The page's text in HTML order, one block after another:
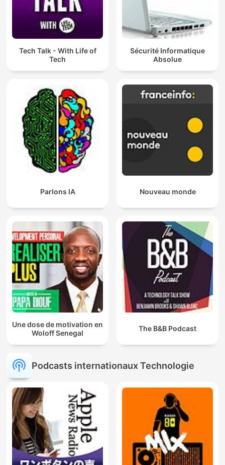
Tech Talk - With Life of
Tech
Sécurité Informatique
Absolue
Parlons IA Nouveau monde
Une dose de motivation en
Woloff Senegal
The B&B Podcast
Podcasts internationaux Technologie